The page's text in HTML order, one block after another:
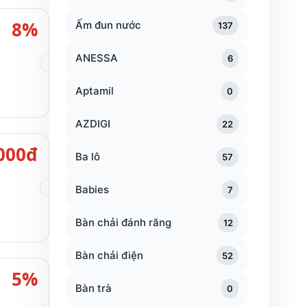
8%
5%
Ấm đun nước 137
ANESSA 6
Aptamil 0
AZDIGI 22
Ba lô 57
Babies 7
Bàn chải đánh răng 12
Bàn chải điện 52
Bàn trà 0